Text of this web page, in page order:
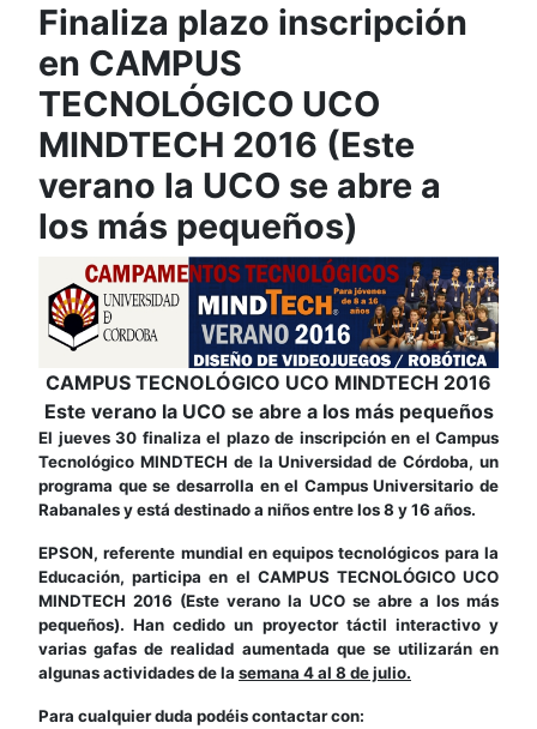
Finaliza plazo inscripción
en CAMPUS
TECNOLÓGICO UCO
MINDTECH 2016 (Este
verano la UCO se abre a
los más pequeños)
CAMPUS TECNOLÓGICO UCO MINDTECH 2016
Este verano la UCO se abre a los más pequeños
El jueves 30 finaliza el plazo de inscripción en el Campus
Tecnológico MINDTECH de la Universidad de Córdoba, un
programa que se desarrolla en el Campus Universitario de
Rabanales y está destinado a niños entre los 8 y 16 años.
EPSON, referente mundial en equipos tecnológicos para la
Educación, participa en el CAMPUS TECNOLÓGICO UCO
MINDTECH 2016 (Este verano la UCO se abre a los más
pequeños). Han cedido un proyector táctil interactivo y
varias gafas de realidad aumentada que se utilizarán en
algunas actividades de la semana 4 al 8 de julio.
Para cualquier duda podéis contactar con: